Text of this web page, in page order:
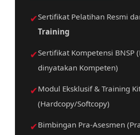
✔Sertifikat Pelatihan Resmi
Training
✔Sertifikat Kompetensi BNSP
dinyatakan Kompeten)
✔Modul Eksklusif & Training
(Hardcopy/Softcopy)
✔Bimbingan Pra-Asesmen